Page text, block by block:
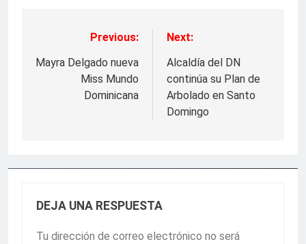
Navegación
de
entradas
Previous:
Mayra Delgado nueva
Miss Mundo
Dominicana
Next:
Alcaldía del DN
continúa su Plan de
Arbolado en Santo
Domingo
DEJA UNA RESPUESTA
Tu dirección de correo electrónico no será